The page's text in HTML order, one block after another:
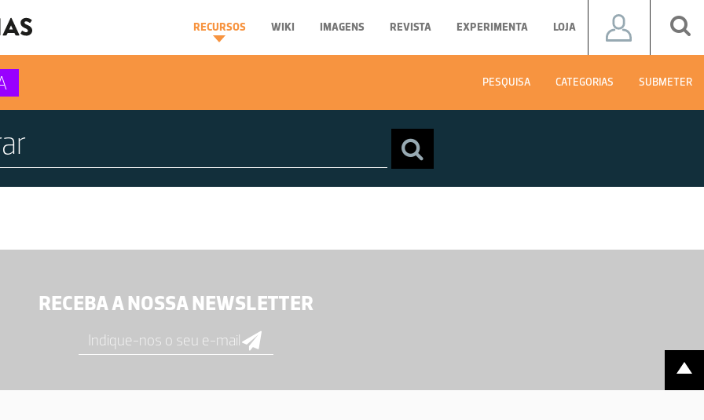
RECURSOS WIKI IMAGENS REVISTA EXPERIMENTA LOJA
PESQUISA CATEGORIAS SUBMETER
RECEBA A NOSSA NEWSLETTER